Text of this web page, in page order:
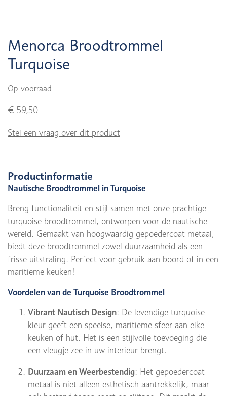
Menorca Broodtrommel
Turquoise
Op voorraad
€ 59,50
Stel een vraag over dit product
Productinformatie
Nautische Broodtrommel in Turquoise
Breng functionaliteit en stijl samen met onze prachtige
turquoise broodtrommel, ontworpen voor de nautische
wereld. Gemaakt van hoogwaardig gepoedercoat metaal,
biedt deze broodtrommel zowel duurzaamheid als een
frisse uitstraling. Perfect voor gebruik aan boord of in een
maritieme keuken!
Voordelen van de Turquoise Broodtrommel
Vibrant Nautisch Design: De levendige turquoise
kleur geeft een speelse, maritieme sfeer aan elke
keuken of hut. Het is een stijlvolle toevoeging die
een vleugje zee in uw interieur brengt.
Duurzaam en Weerbestendig: Het gepoedercoat
metaal is niet alleen esthetisch aantrekkelijk, maar